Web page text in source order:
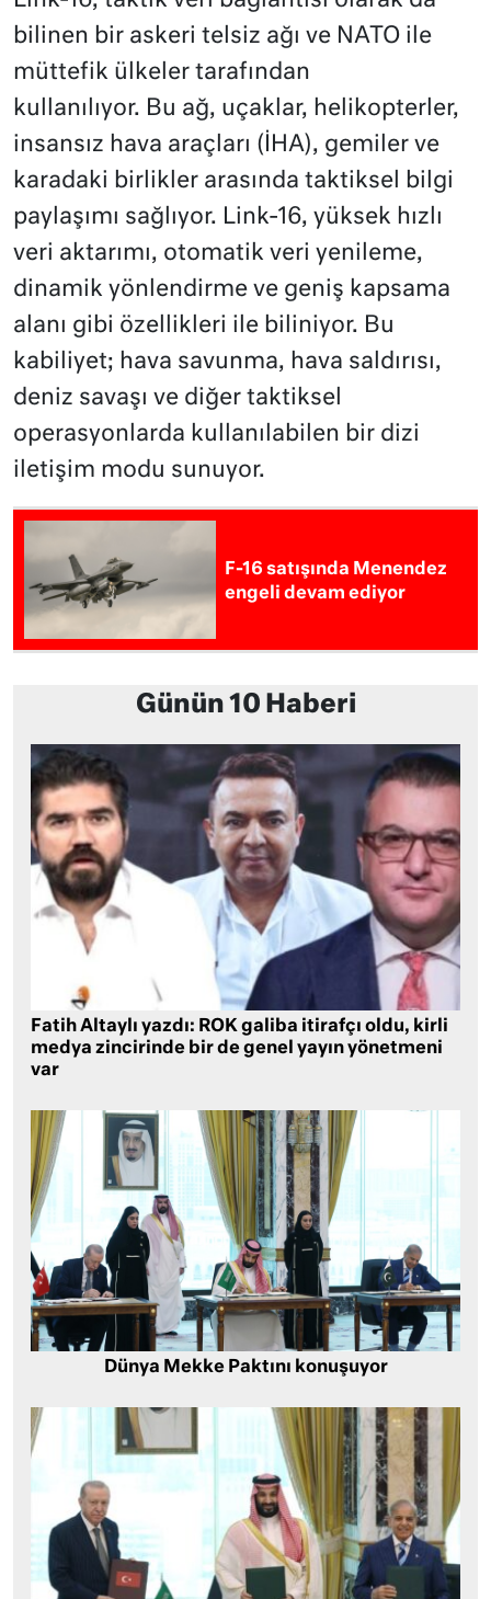
bilinen bir askeri telsiz ağı ve NATO ile
müttefik ülkeler tarafından
kullanılıyor. Bu ağ, uçaklar, helikopterler,
insansız hava araçları (İHA), gemiler ve
karadaki birlikler arasında taktiksel bilgi
paylaşımı sağlıyor. Link-16, yüksek hızlı
veri aktarımı, otomatik veri yenileme,
dinamik yönlendirme ve geniş kapsama
alanı gibi özellikleri ile biliniyor. Bu
kabiliyet; hava savunma, hava saldırısı,
deniz savaşı ve diğer taktiksel
operasyonlarda kullanılabilen bir dizi
iletişim modu sunuyor.
F-16 satışında Menendez
engeli devam ediyor
Günün 10 Haberi
Fatih Altaylı yazdı: ROK galiba itirafçı oldu, kirli
medya zincirinde bir de genel yayın yönetmeni
var
Dünya Mekke Paktını konuşuyor